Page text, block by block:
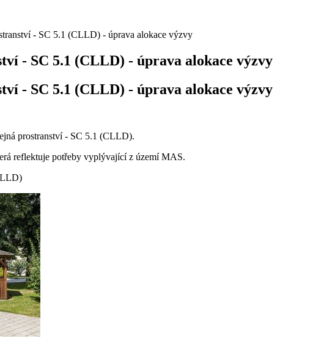
- SC 5.1 (CLLD) - úprava alokace výzvy
- SC 5.1 (CLLD) - úprava alokace výzvy
- SC 5.1 (CLLD) - úprava alokace výzvy
prostranství - SC 5.1 (CLLD).
reflektuje potřeby vyplývající z území MAS.